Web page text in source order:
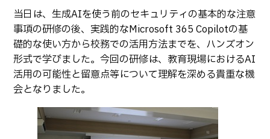
当日は、生成AIを使う前のセキュリティの基本的な注意
事項の研修の後、実践的なMicrosoft 365 Copilotの基
礎的な使い方から校務での活用方法までを、ハンズオン
形式で学びました。今回の研修は、教育現場におけるAI
活用の可能性と留意点等について理解を深める貴重な機
会となりました。
公開情報
その他
転職・Uターン就職
お問い合わせ
在校生・保護者の方へ
卒業生の方へ